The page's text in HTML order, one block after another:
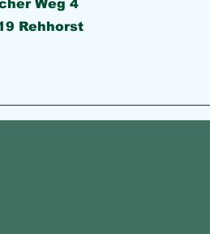
Weg 4
Rehhorst